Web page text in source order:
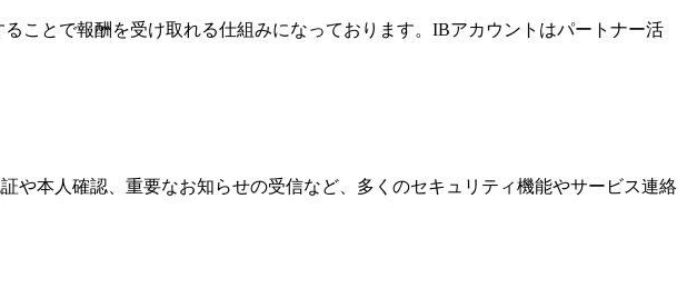
ことで報酬を受け取れる仕組みになっております。IBアカウントはパートナー活
や本人確認、重要なお知らせの受信など、多くのセキュリティ機能やサービス連絡